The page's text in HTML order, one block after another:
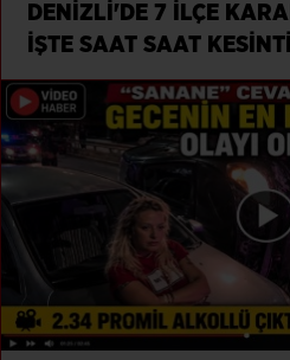
DENİZLİ'DE 7 İLÇE
İŞTE SAAT SAAT